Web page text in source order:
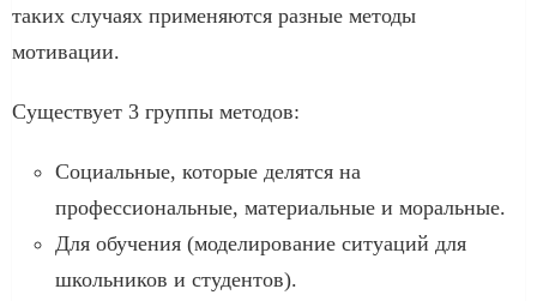
таких случаях применяются разные методы
мотивации.
Существует 3 группы методов:
Социальные, которые делятся на
профессиональные, материальные и моральные.
Для обучения (моделирование ситуаций для
школьников и студентов).